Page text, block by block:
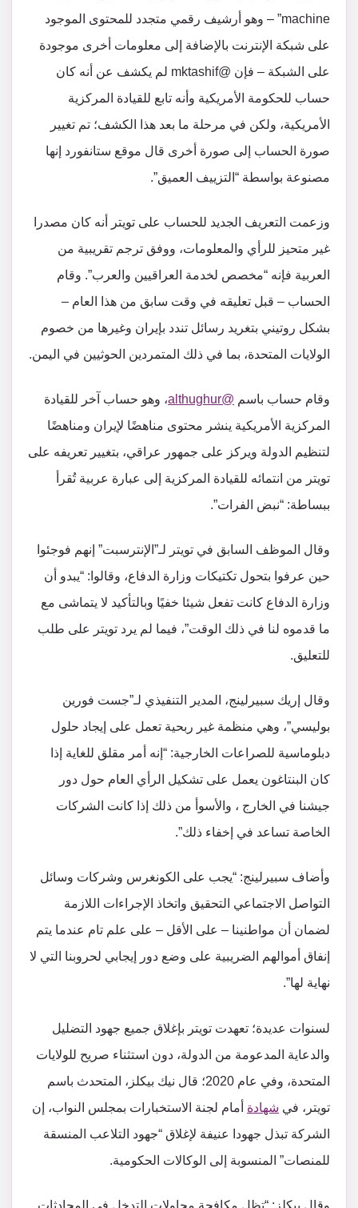
machine” – وهو أرشيف رقمي متجدد للمحتوى الموجود
على شبكة الإنترنت بالإضافة إلى معلومات أخرى موجودة
على الشبكة – فإن @mktashif لم يكشف عن أنه كان
حساب للحكومة الأمريكية وأنه تابع للقيادة المركزية
الأمريكية، ولكن في مرحلة ما بعد هذا الكشف؛ تم تغيير
صورة الحساب إلى صورة أخرى قال موقع ستانفورد إنها
مصنوعة بواسطة “التزييف العميق”.
وزعمت التعريف الجديد للحساب على تويتر أنه كان مصدرا
غير متحيز للرأي والمعلومات، ووفق ترجم تقريبية من
العربية فإنه “مخصص لخدمة العراقيين والعرب”. وقام
الحساب – قبل تعليقه في وقت سابق من هذا العام –
بشكل روتيني بتغريد رسائل تندد بإيران وغيرها من خصوم
الولايات المتحدة، بما في ذلك المتمردين الحوثيين في اليمن.
وقام حساب باسم @althughur
، وهو حساب آخر للقيادة
المركزية الأمريكية ينشر محتوى مناهضًا لإيران ومناهضًا
لتنظيم الدولة ويركز على جمهور عراقي، بتغيير تعريفه على
تويتر من انتمائه للقيادة المركزية إلى عبارة عربية تُقرأ
ببساطة: “نبض الفرات”.
وقال الموظف السابق في تويتر لـ”الإنترسبت” إنهم فوجئوا
حين عرفوا بتحول تكتيكات وزارة الدفاع، وقالوا: “يبدو أن
وزارة الدفاع كانت تفعل شيئا خفيًا وبالتأكيد لا يتماشى مع
ما قدموه لنا في ذلك الوقت”، فيما لم يرد تويتر على طلب
للتعليق.
وقال إريك سبيرلينج، المدير التنفيذي لـ”جست فورين
بوليسي”، وهي منظمة غير ربحية تعمل على إيجاد حلول
دبلوماسية للصراعات الخارجية: “إنه أمر مقلق للغاية إذا
كان البنتاغون يعمل على تشكيل الرأي العام حول دور
جيشنا في الخارج ، والأسوأ من ذلك إذا كانت الشركات
الخاصة تساعد في إخفاء ذلك”.
وأضاف سبيرلينج: “يجب على الكونغرس وشركات وسائل
التواصل الاجتماعي التحقيق واتخاذ الإجراءات اللازمة
لضمان أن مواطنينا – على الأقل – على علم تام عندما يتم
إنفاق أموالهم الضريبية على وضع دور إيجابي لحروبنا التي لا
نهاية لها”.
لسنوات عديدة؛ تعهدت تويتر بإغلاق جميع جهود التضليل
والدعاية المدعومة من الدولة، دون استثناء صريح للولايات
المتحدة، وفي عام 2020؛ قال نيك بيكلز، المتحدث باسم
تويتر، في شهادة أمام لجنة الاستخبارات بمجلس النواب، إن
الشركة تبذل جهودا عنيفة لإغلاق “جهود التلاعب المنسقة
للمنصات” المنسوبة إلى الوكالات الحكومية.
وقال بيكلز: “تظل مكافحة محاولات التدخل في المحادثات